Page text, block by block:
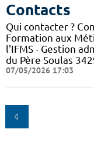
Contacts
Qui contacter ?
Formation aux
l'IFMS - Gestion
du Père Soulas
07/05/2026 17:03